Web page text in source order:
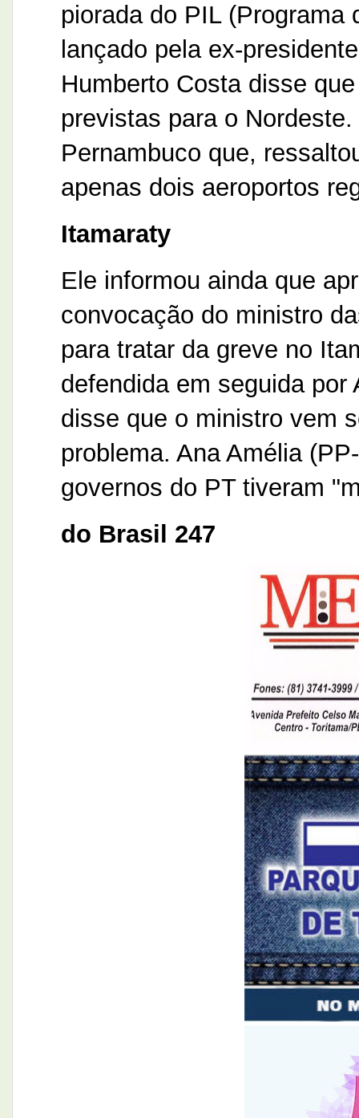
piorada do PIL
lançado pela ex-
Humberto Costa disse
previstas para o
Pernambuco que,
apenas dois aeroportos
Itamaraty
Ele informou ainda que
convocação do ministro
para tratar da greve no
defendida em seguida
disse que o ministro vem
problema. Ana Amélia
governos do PT tiveram
do Brasil 247